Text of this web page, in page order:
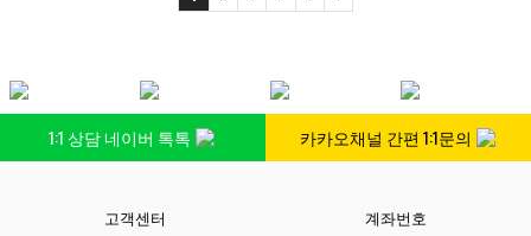
1:1 상담 네이버 톡톡 카카오채널 간편 1:1문의
고객센터
계좌번호